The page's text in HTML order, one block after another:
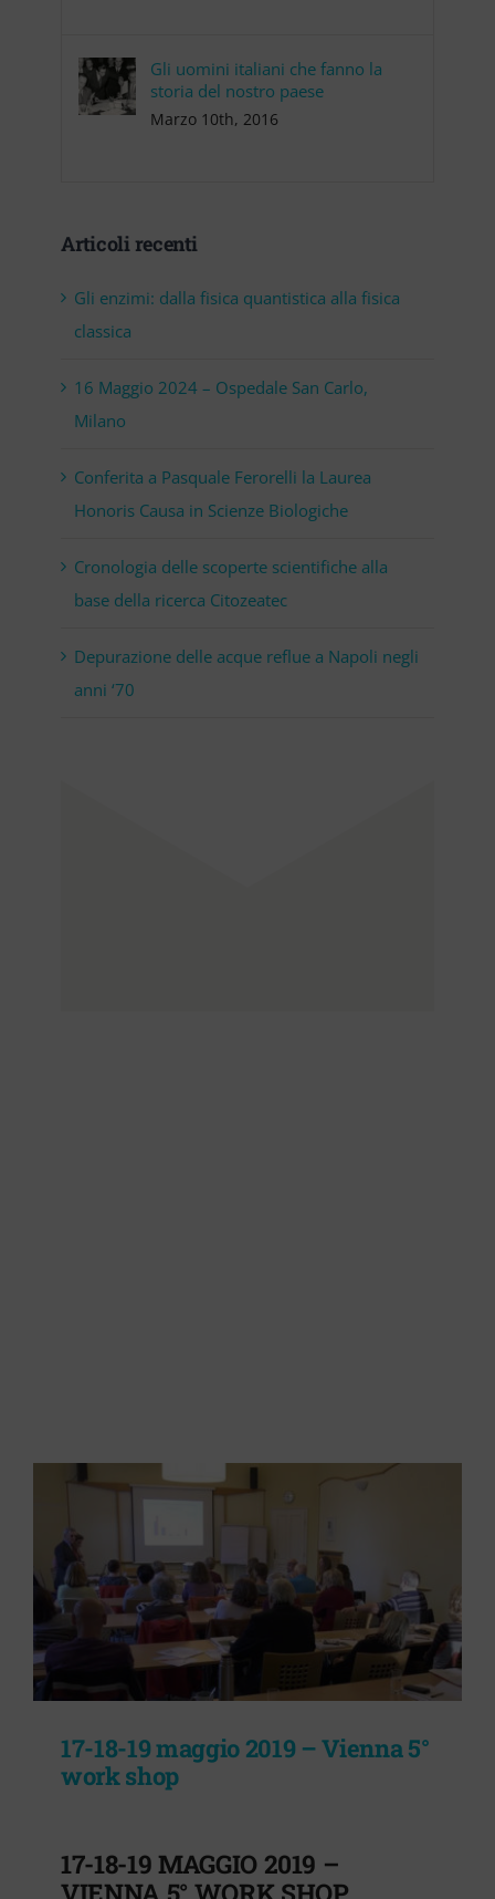
Gli uomini italiani che fanno la
storia del nostro paese
Marzo 10th, 2016
Articoli recenti
Gli enzimi: dalla fisica quantistica alla fisica
classica
16 Maggio 2024 – Ospedale San Carlo,
Milano
Conferita a Pasquale Ferorelli la Laurea
Honoris Causa in Scienze Biologiche
Cronologia delle scoperte scientifiche alla
base della ricerca Citozeatec
Depurazione delle acque reflue a Napoli negli
anni ‘70
17-18-19 maggio 2019 – Vienna 5°
work shop
17-18-19 MAGGIO 2019 –